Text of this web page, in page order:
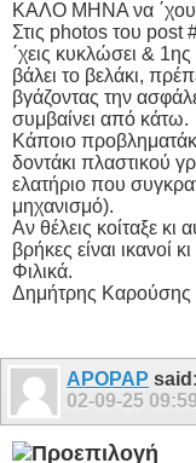
ΚΑΛΟ ΜΗΝΑ να
Στις photos του post
΄χεις κυκλώσει &
βάλει το βελάκι,
βγάζοντας την
συμβαίνει από κάτω.
Κάποιο
δοντάκι πλαστικού
ελατήριο που
μηχανισμό).
Αν θέλεις κοίταξε κι
βρήκες είναι ικανοί
Φιλικά.
Δημήτρης Καρούσης
APOPAP said:
02-09-25 09:59